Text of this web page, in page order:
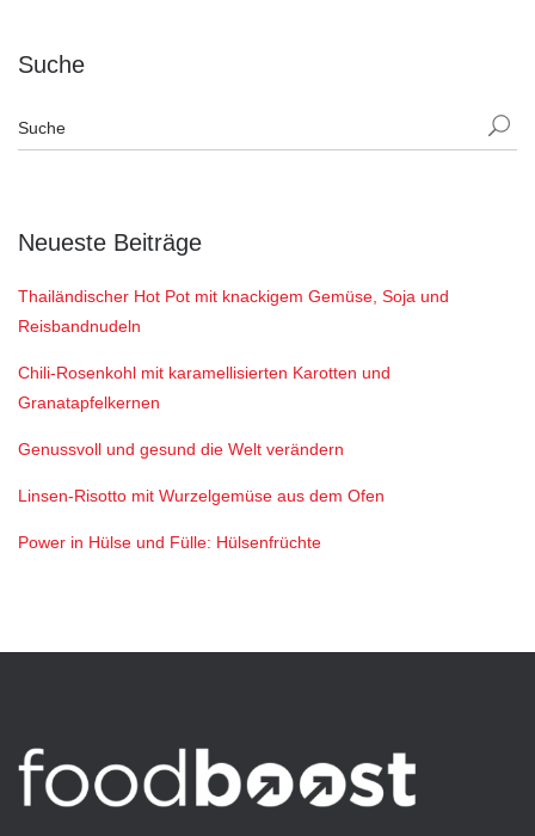
Suche
Neueste Beiträge
Thailändischer Hot Pot mit knackigem Gemüse, Soja und
Reisbandnudeln
Chili-Rosenkohl mit karamellisierten Karotten und
Granatapfelkernen
Genussvoll und gesund die Welt verändern
Linsen-Risotto mit Wurzelgemüse aus dem Ofen
Power in Hülse und Fülle: Hülsenfrüchte